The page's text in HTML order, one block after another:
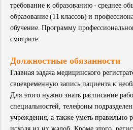
требование к образованию - среднее
образование (11 классов) и
обучение. Программу
смотрите.
Должностные обязанности
Главная задача медицинского
своевременную запись пациента к
Для этого нужно знать расписание
специальностей, телефоны
учреждения, а также уметь правильно